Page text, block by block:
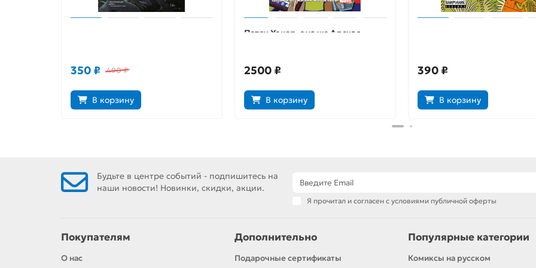
350 ₽ 490 ₽
В корзину
Пэтси Уокер, она же Адская
2500 ₽
В корзину
390 ₽
В корзину
Будьте в центре событий - подпишитесь на
наши новости! Новинки, скидки, акции.
Я прочитал и согласен с условиями публичной оферты
Покупателям
О нас
Дополнительно
Подарочные сертификаты
Популярные категории
Комиксы на русском